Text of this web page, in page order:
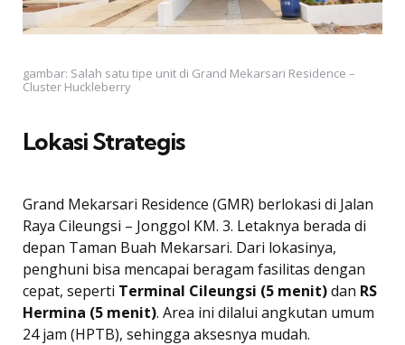
gambar: Salah satu tipe unit di Grand Mekarsari Residence –
Cluster Huckleberry
Lokasi Strategis
Grand Mekarsari Residence (GMR) berlokasi di Jalan
Raya Cileungsi – Jonggol KM. 3. Letaknya berada di
depan Taman Buah Mekarsari. Dari lokasinya,
penghuni bisa mencapai beragam fasilitas dengan
cepat, seperti Terminal Cileungsi (5 menit)dan RS
Hermina (5 menit). Area ini dilalui angkutan umum
24 jam (HPTB), sehingga aksesnya mudah.